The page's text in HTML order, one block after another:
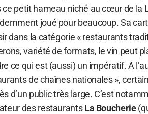
ce petit hameau niché au cœur de la
joué pour beaucoup. Sa
dans la catégorie « restaurants
variété de formats, le vin peut
ce qui est (aussi) un impératif. A
de chaînes nationales »,
d’un public très large. C’est
des restaurantsLa Boucherie